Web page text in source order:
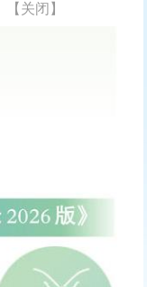
【关闭】